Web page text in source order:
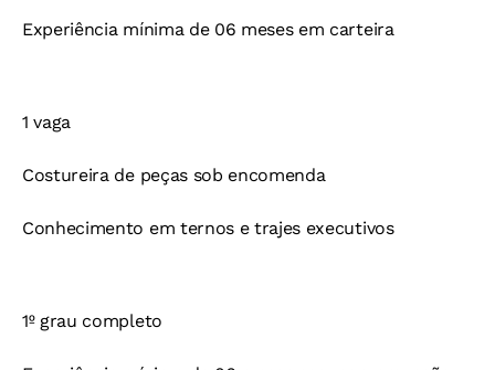
Experiência mínima de 06 meses em carteira
1 vaga
Costureira de peças sob encomenda
Conhecimento em ternos e trajes executivos
1º grau completo